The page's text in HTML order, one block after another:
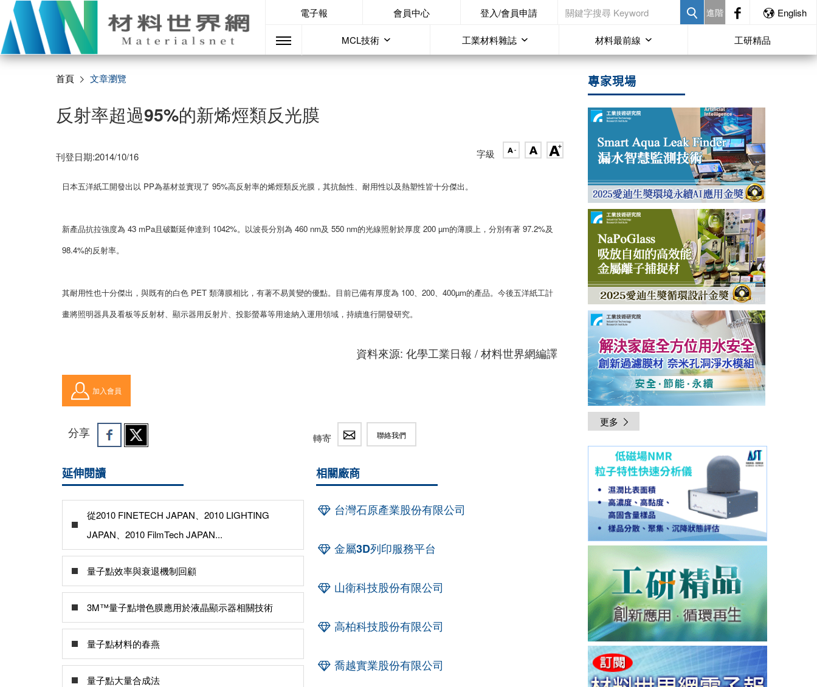
電子報 會員中心 登入/會員申請 進階 English
MCL技術 工業材料雜誌 材料最前線 工研精品
首頁 文章瀏覽
反射率超過95%的新烯烴類反光膜
刊登日期:2014/10/16 字級
日本五洋紙工開發出以 PP為基材並實現了 95%高反射率的烯烴類反光膜，其抗蝕性、耐用性以及熱塑性皆十分傑出。
新產品抗拉強度為 43 mPa且破斷延伸達到 1042%。以波長分別為 460 nm及 550 nm的光線照射於厚度 200 µm的薄膜上，分別有著 97.2%及
98.4%的反射率。
其耐用性也十分傑出，與既有的白色 PET 類薄膜相比，有著不易黃變的優點。目前已備有厚度為 100、200、400µm的產品。 今後五洋紙工計
畫將照明器具及看板等反射材、顯示器用反射片、投影螢幕等用途納入運用領域，持續進行開發研究。
資料來源: 化學工業日報 / 材料世界網編譯
加入會員
分享 轉寄 聯絡我們
延伸閱讀
從2010 FINETECH JAPAN、2010 LIGHTING
JAPAN、2010 FilmTech JAPAN...
量子點效率與衰退機制回顧
3M™量子點增色膜應用於液晶顯示器相關技術
量子點材料的春燕
量子點大量合成法
相關廠商
台灣石原產業股份有限公司
金屬3D列印服務平台
山衛科技股份有限公司
高柏科技股份有限公司
喬越實業股份有限公司
專家現場
更多